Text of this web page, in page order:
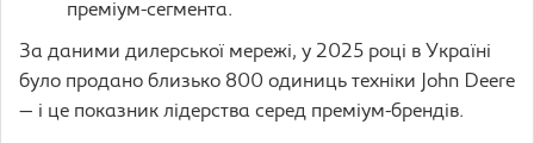
преміум-сегмента.
За даними дилерської мережі, у 2025 році в Україні
було продано близько 800 одиниць техніки John Deere
— і це показник лідерства серед преміум-брендів.